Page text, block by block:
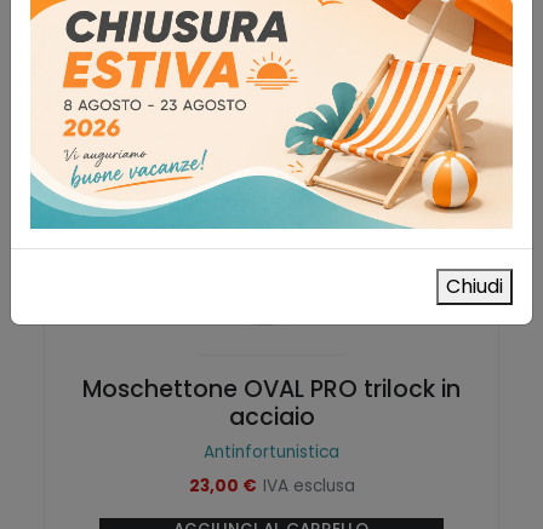
Moschettone OVAL PRO trilock in
acciaio
Antinfortunistica
23,00 € IVA esclusa
Chiudi